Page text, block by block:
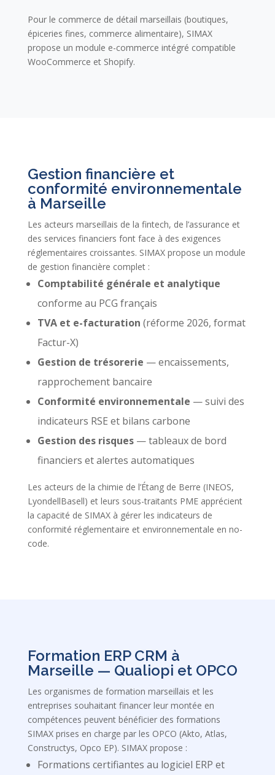
Pour le commerce de détail marseillais (boutiques,
épiceries fines, commerce alimentaire), SIMAX
propose un module e-commerce intégré compatible
WooCommerce et Shopify.
Gestion financière et
conformité environnementale
à Marseille
Les acteurs marseillais de la fintech, de l’assurance et
des services financiers font face à des exigences
réglementaires croissantes. SIMAX propose un module
de gestion financière complet :
Comptabilité générale et analytique
conforme au PCG français
TVA et e-facturation (réforme 2026, format
Factur-X)
Gestion de trésorerie — encaissements,
rapprochement bancaire
Conformité environnementale — suivi des
indicateurs RSE et bilans carbone
Gestion des risques— tableaux de bord
financiers et alertes automatiques
Les acteurs de la chimie de l’Étang de Berre (INEOS,
LyondellBasell) et leurs sous-traitants PME apprécient
la capacité de SIMAX à gérer les indicateurs de
conformité réglementaire et environnementale en no-
code.
Formation ERP CRM à
Marseille — Qualiopi et OPCO
Les organismes de formation marseillais et les
entreprises souhaitant financer leur montée en
compétences peuvent bénéficier des formations
SIMAX prises en charge par les OPCO (Akto, Atlas,
Constructys, Opco EP). SIMAX propose :
Formations certifiantes au logiciel ERP et